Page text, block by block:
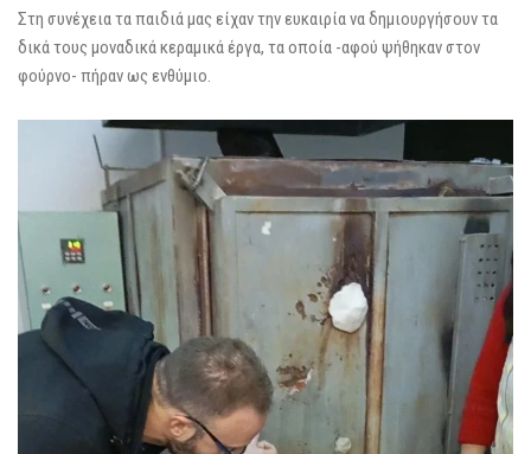
Στη συνέχεια τα παιδιά μας είχαν την ευκαιρία να δημιουργήσουν τα
δικά τους μοναδικά κεραμικά έργα, τα οποία -αφού ψήθηκαν στον
φούρνο- πήραν ως ενθύμιο.